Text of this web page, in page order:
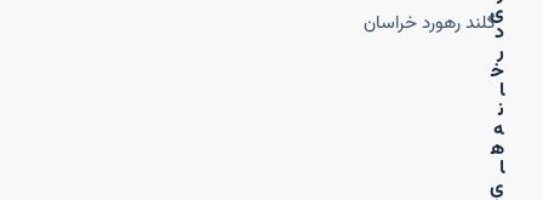
ی
د
ر
خ
ا
ن
ه‌
ه
ا
ی
گلند رهورد خراسان